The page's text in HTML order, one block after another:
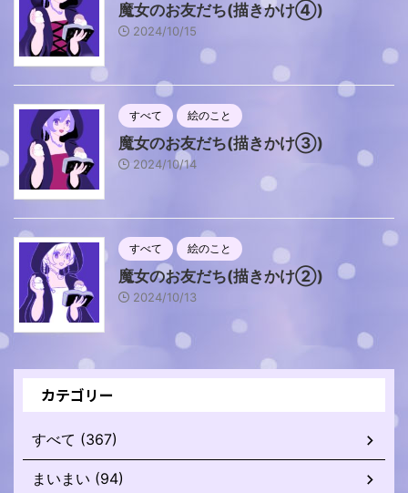
魔女のお友だち(描きかけ④)
2024/10/15
すべて 絵のこと
魔女のお友だち(描きかけ③)
2024/10/14
すべて 絵のこと
魔女のお友だち(描きかけ②)
2024/10/13
カテゴリー
すべて (367)
まいまい (94)